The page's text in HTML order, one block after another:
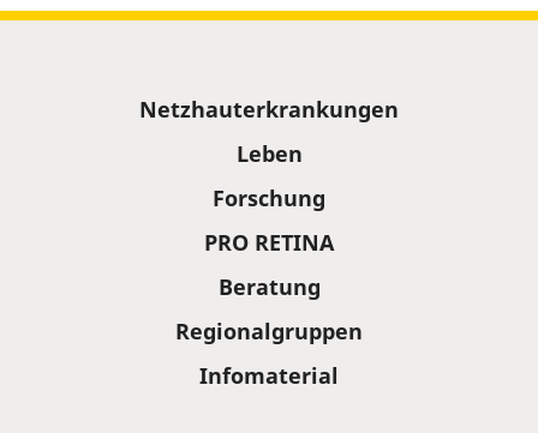
Netzhauterkrankungen
Leben
Forschung
PRO RETINA
Beratung
Regionalgruppen
Infomaterial